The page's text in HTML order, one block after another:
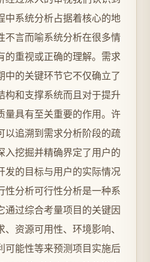
中系统分析占据着核心的地
不言而喻系统分析在很多情
的重视或正确的理解。需求
中的关键环节它不仅确立了
构和支撑系统而且对于提升
量具有至关重要的作用。许
以追溯到需求分析阶段的疏
入挖掘并精确界定了用户的
发的目标与用户的实际情况
性分析可行性分析是一种系
通过综合考量项目的关键因
资源可用性、环境影响、
可能性等来预测项目实施后